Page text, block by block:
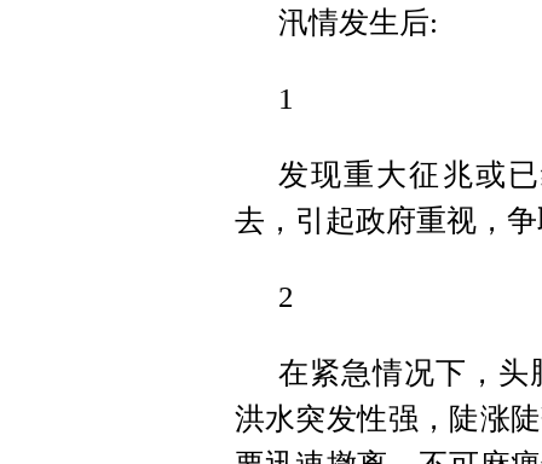
汛情发生后:
1
发现重大征兆或
去，引起政府重视，
2
在紧急情况下，头
洪水突发性强，陡涨